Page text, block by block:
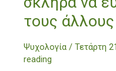
τους άλλους
Ψυχολογία / Τετάρτη
reading
ευχαριστούμε
τους
άλλους.
προσπαθούμε
τόσο